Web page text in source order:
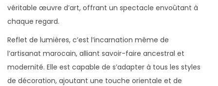
véritable œuvre d’art, offrant un spectacle envoûtant à
chaque regard.
Reflet de lumières, c’est l’incarnation même de
l’artisanat marocain, alliant savoir-faire ancestral et
modernité. Elle est capable de s’adapter à tous les styles
de décoration, ajoutant une touche orientale et de